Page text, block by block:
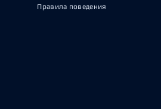
Правила поведения